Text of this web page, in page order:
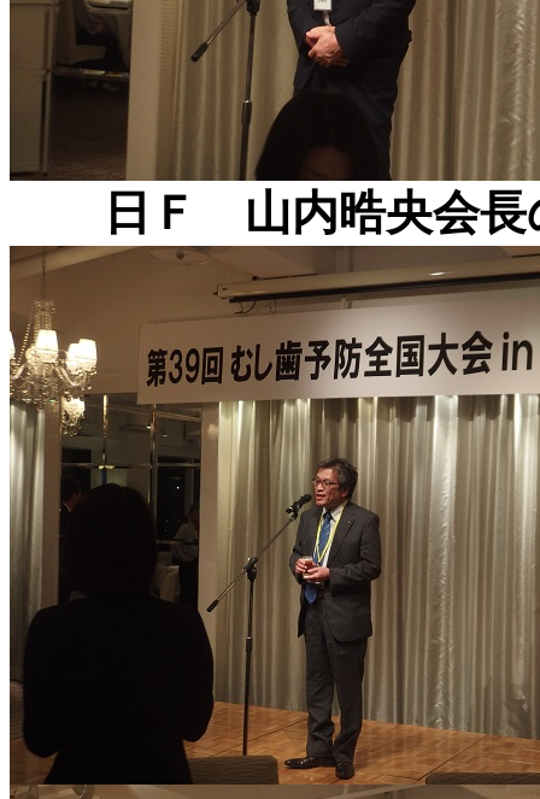
日Ｆ 山内晧央会長